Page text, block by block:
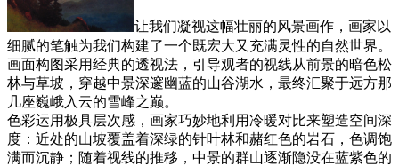
让我们凝视这幅壮丽的风景画作，画家以
细腻的笔触为我们构建了一个既宏大又充满灵性的自然世界。
画面构图采用经典的透视法，引导观者的视线从前景的暗色松
林与草坡，穿越中景深邃幽蓝的山谷湖水，最终汇聚于远方那
几座巍峨入云的雪峰之巅。
色彩运用极具层次感，画家巧妙地利用冷暖对比来塑造空间深
度：近处的山坡覆盖着深绿的针叶林和赭红色的岩石，色调饱
满而沉静；随着视线的推移，中景的群山逐渐隐没在蓝紫色的